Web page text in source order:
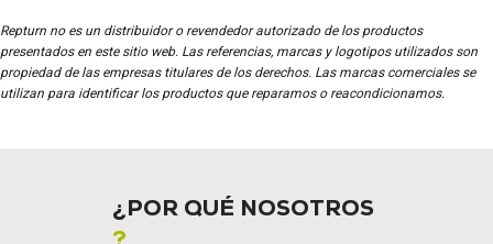
Repturn no es un distribuidor o revendedor autorizado de los productos
presentados en este sitio web. Las referencias, marcas y logotipos utilizados son
propiedad de las empresas titulares de los derechos. Las marcas comerciales se
utilizan para identificar los productos que reparamos o reacondicionamos.
¿POR QUÉ NOSOTROS